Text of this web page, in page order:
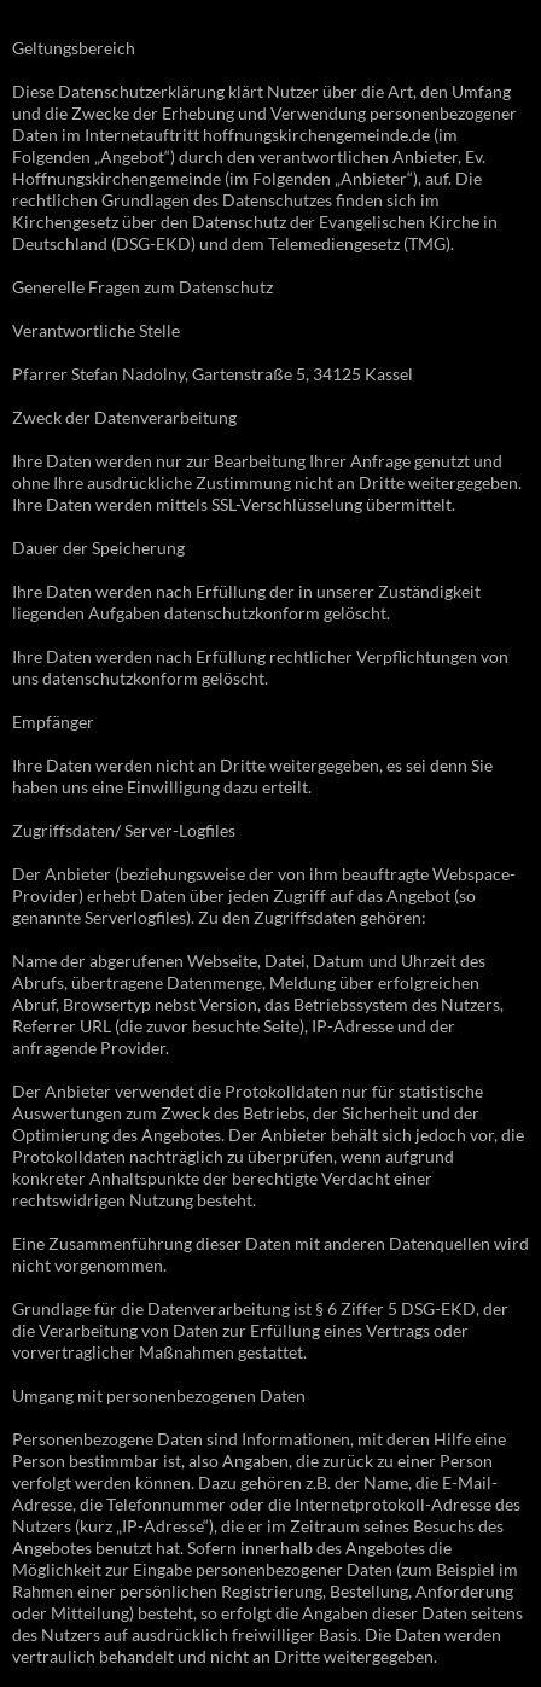
Geltungsbereich
Diese Datenschutzerklärung klärt Nutzer über die Art, den Umfang
und die Zwecke der Erhebung und Verwendung personenbezogener
Daten im Internetauftritt hoffnungskirchengemeinde.de (im
Folgenden „Angebot“) durch den verantwortlichen Anbieter, Ev.
Hoffnungskirchengemeinde (im Folgenden „Anbieter“), auf. Die
rechtlichen Grundlagen des Datenschutzes finden sich im
Kirchengesetz über den Datenschutz der Evangelischen Kirche in
Deutschland (DSG-EKD) und dem Telemediengesetz (TMG).
Generelle Fragen zum Datenschutz
Verantwortliche Stelle
Pfarrer Stefan Nadolny, Gartenstraße 5, 34125 Kassel
Zweck der Datenverarbeitung
Ihre Daten werden nur zur Bearbeitung Ihrer Anfrage genutzt und
ohne Ihre ausdrückliche Zustimmung nicht an Dritte weitergegeben.
Ihre Daten werden mittels SSL-Verschlüsselung übermittelt.
Dauer der Speicherung
Ihre Daten werden nach Erfüllung der in unserer Zuständigkeit
liegenden Aufgaben datenschutzkonform gelöscht.
Ihre Daten werden nach Erfüllung rechtlicher Verpflichtungen von
uns datenschutzkonform gelöscht.
Empfänger
Ihre Daten werden nicht an Dritte weitergegeben, es sei denn Sie
haben uns eine Einwilligung dazu erteilt.
Zugriffsdaten/ Server-Logfiles
Der Anbieter (beziehungsweise der von ihm beauftragte Webspace-
Provider) erhebt Daten über jeden Zugriff auf das Angebot (so
genannte Serverlogfiles). Zu den Zugriffsdaten gehören:
Name der abgerufenen Webseite, Datei, Datum und Uhrzeit des
Abrufs, übertragene Datenmenge, Meldung über erfolgreichen
Abruf, Browsertyp nebst Version, das Betriebssystem des Nutzers,
Referrer URL (die zuvor besuchte Seite), IP-Adresse und der
anfragende Provider.
Der Anbieter verwendet die Protokolldaten nur für statistische
Auswertungen zum Zweck des Betriebs, der Sicherheit und der
Optimierung des Angebotes. Der Anbieter behält sich jedoch vor, die
Protokolldaten nachträglich zu überprüfen, wenn aufgrund
konkreter Anhaltspunkte der berechtigte Verdacht einer
rechtswidrigen Nutzung besteht.
Eine Zusammenführung dieser Daten mit anderen Datenquellen wird
nicht vorgenommen.
Grundlage für die Datenverarbeitung ist § 6 Ziffer 5 DSG-EKD, der
die Verarbeitung von Daten zur Erfüllung eines Vertrags oder
vorvertraglicher Maßnahmen gestattet.
Umgang mit personenbezogenen Daten
Personenbezogene Daten sind Informationen, mit deren Hilfe eine
Person bestimmbar ist, also Angaben, die zurück zu einer Person
verfolgt werden können. Dazu gehören z.B. der Name, die E-Mail-
Adresse, die Telefonnummer oder die Internetprotokoll-Adresse des
Nutzers (kurz „IP-Adresse“), die er im Zeitraum seines Besuchs des
Angebotes benutzt hat. Sofern innerhalb des Angebotes die
Möglichkeit zur Eingabe personenbezogener Daten (zum Beispiel im
Rahmen einer persönlichen Registrierung, Bestellung, Anforderung
oder Mitteilung) besteht, so erfolgt die Angaben dieser Daten seitens
des Nutzers auf ausdrücklich freiwilliger Basis. Die Daten werden
vertraulich behandelt und nicht an Dritte weitergegeben.